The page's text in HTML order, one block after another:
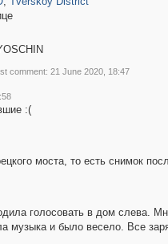
comment: 21 June 2020, 18:47
:(
моста, то есть снимок
голосовать в дом слева.
музыка и было весело. Все